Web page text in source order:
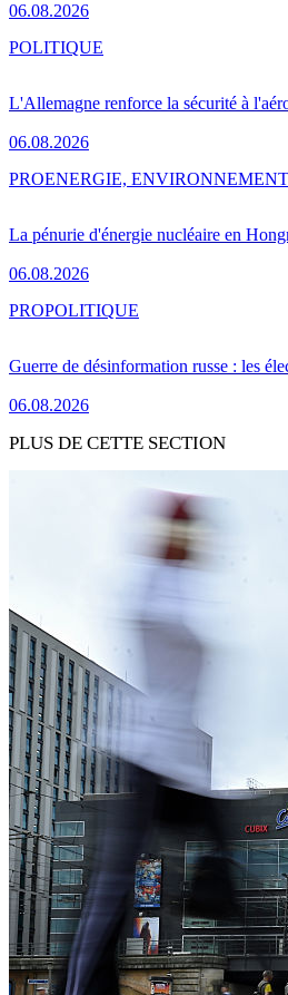
06.08.2026
L'Allemagne renforce la sécurité à
06.08.2026
POLITIQUE
La pénurie d'énergie nucléaire en
06.08.2026
PROENERGIE,
Guerre de désinformation russe : les
06.08.2026
PROPOLITIQUE
PLUS DE CETTE SECTION